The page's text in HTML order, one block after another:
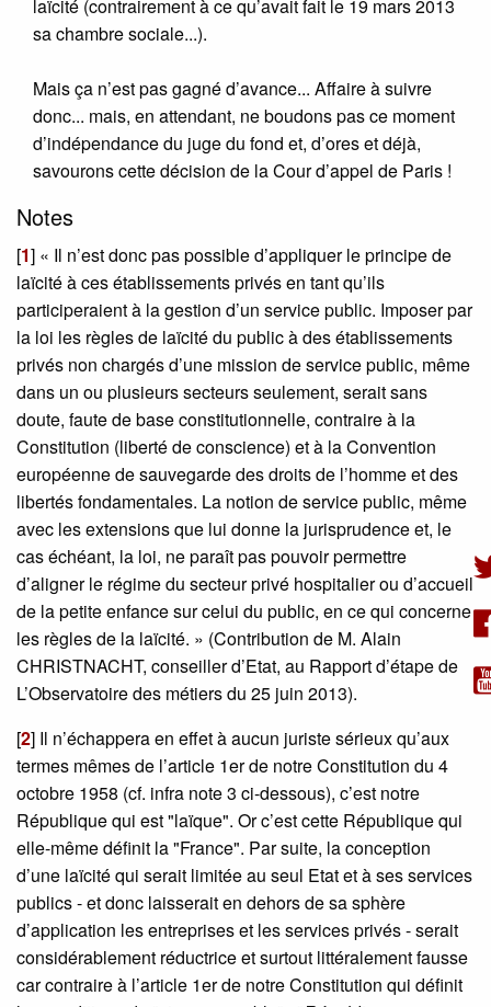
laïcité (contrairement à ce qu’avait fait le 19 mars 2013
sa chambre sociale...).
Mais ça n’est pas gagné d’avance... Affaire à suivre
donc... mais, en attendant, ne boudons pas ce moment
d’indépendance du juge du fond et, d’ores et déjà,
savourons cette décision de la Cour d’appel de Paris !
Notes
[1] « Il n’est donc pas possible d’appliquer le principe de
laïcité à ces établissements privés en tant qu’ils
participeraient à la gestion d’un service public. Imposer par
la loi les règles de laïcité du public à des établissements
privés non chargés d’une mission de service public, même
dans un ou plusieurs secteurs seulement, serait sans
doute, faute de base constitutionnelle, contraire à la
Constitution (liberté de conscience) et à la Convention
européenne de sauvegarde des droits de l’homme et des
libertés fondamentales. La notion de service public, même
avec les extensions que lui donne la jurisprudence et, le
cas échéant, la loi, ne paraît pas pouvoir permettre
d’aligner le régime du secteur privé hospitalier ou d’accueil
de la petite enfance sur celui du public, en ce qui concerne
les règles de la laïcité. » (Contribution de M. Alain
CHRISTNACHT, conseiller d’Etat, au Rapport d’étape de
L’Observatoire des métiers du 25 juin 2013).
[2] Il n’échappera en effet à aucun juriste sérieux qu’aux
termes mêmes de l’article 1er de notre Constitution du 4
octobre 1958 (cf. infra note 3 ci-dessous), c’est notre
République qui est "laïque". Or c’est cette République qui
elle-même définit la "France". Par suite, la conception
d’une laïcité qui serait limitée au seul Etat et à ses services
publics - et donc laisserait en dehors de sa sphère
d’application les entreprises et les services privés - serait
considérablement réductrice et surtout littéralement fausse
car contraire à l’article 1er de notre Constitution qui définit